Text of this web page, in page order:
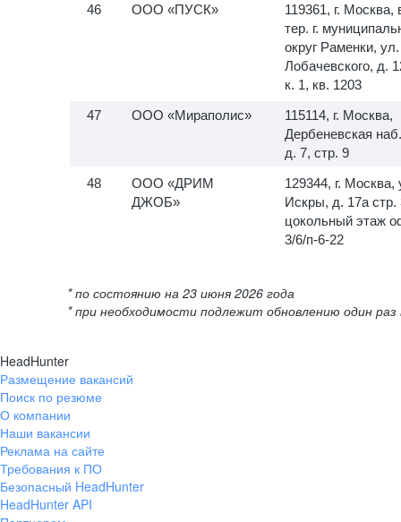
ООО «ПУСК»
119361, г. Москва,
тер. г.
округ Раменки, ул.
Лобачевского, д.
к. 1, кв. 1203
ООО «Мираполис»
115114, г. Москва,
Дербеневская
д. 7, стр. 9
ООО «ДРИМ
ДЖОБ»
129344, г. Москва,
Искры, д. 17а стр.
цокольный этаж
3/6/п-6-22
* по состоянию на 23 июня 2026 года
* при необходимости подлежит обновлению один раз
HeadHunter
Размещение вакансий
Поиск по резюме
О компании
Наши вакансии
Реклама на сайте
Требования к ПО
Безопасный HeadHunter
HeadHunter API